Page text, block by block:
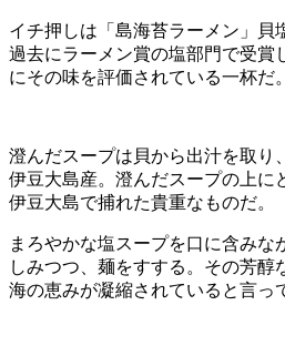
イチ押しは「島海苔ラーメン」貝
過去にラーメン賞の塩部門で受賞
にその味を評価されている一杯だ。
澄んだスープは貝から出汁を取り
伊豆大島産。澄んだスープの上に
伊豆大島で捕れた貴重なものだ。
まろやかな塩スープを口に含みな
しみつつ、麺をすする。その芳醇
海の恵みが凝縮されていると言っ